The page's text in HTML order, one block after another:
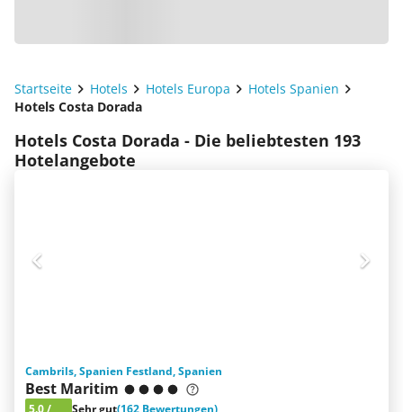
Startseite Hotels Hotels Europa
Hotels Spanien
Hotels Costa Dorada
Hotels Costa Dorada - Die beliebtesten 193
Hotelangebote
Cambrils, Spanien Festland, Spanien
Best Maritim
5.0/
Sehr gut(162 Bewertungen)